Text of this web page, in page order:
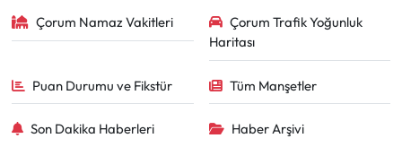
Çorum Namaz Vakitleri
Çorum Trafik Yoğunluk
Haritası
Puan Durumu ve Fikstür Tüm Manşetler
Son Dakika Haberleri Haber Arşivi